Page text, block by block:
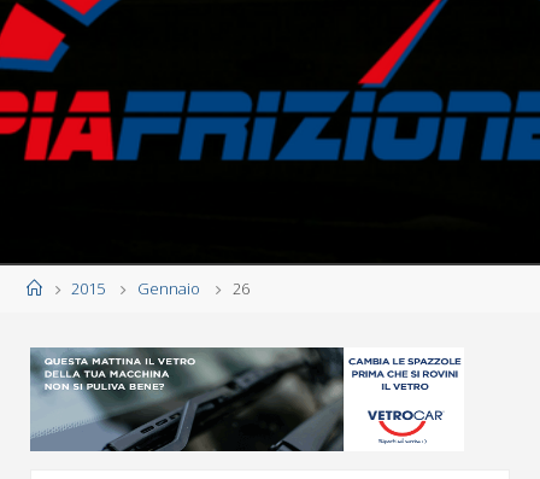
Home2015 Gennaio 26